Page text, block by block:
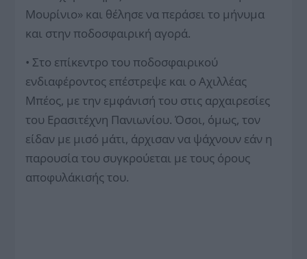
Μουρίνιο» και θέλησε να περάσει το μήνυμα
και στην ποδοσφαιρική αγορά.
• Στο επίκεντρο του ποδοσφαιρικού
ενδιαφέροντος επέστρεψε και ο Αχιλλέας
Μπέος, με την εμφάνισή του στις αρχαιρεσίες
του Ερασιτέχνη Πανιωνίου. Όσοι, όμως, τον
είδαν με μισό μάτι, άρχισαν να ψάχνουν εάν η
παρουσία του συγκρούεται με τους όρους
αποφυλάκισής του.